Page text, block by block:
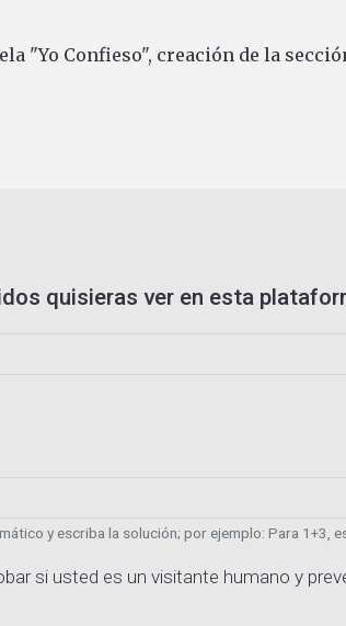
"Yo Confieso", creación de la
quisieras ver en esta
y escriba la solución; por ejemplo: Para 1+3,
si usted es un visitante humano y